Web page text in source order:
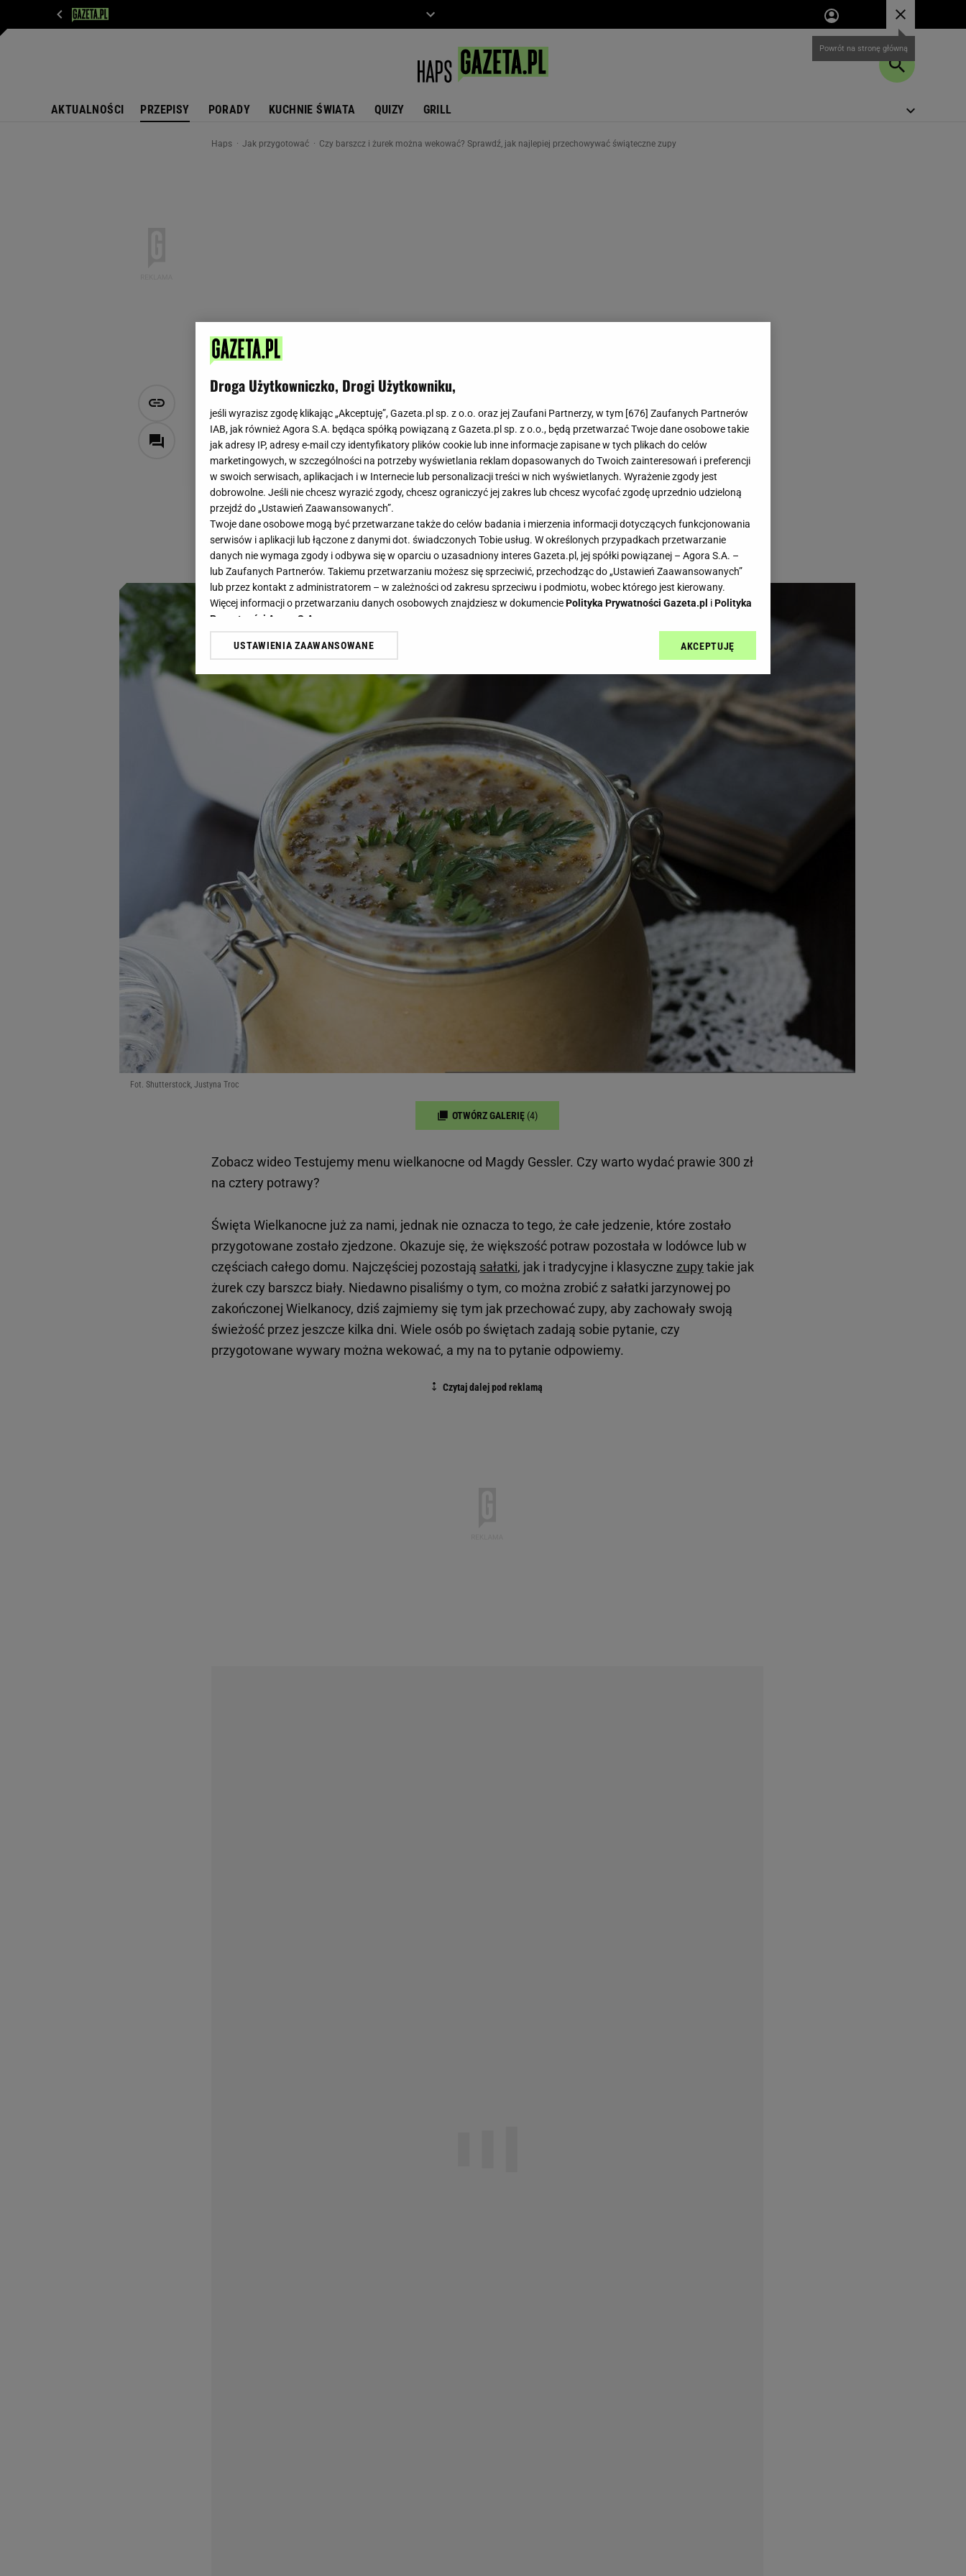
AKTUALNOŚCI PRZEPISY PORADY KUCHNIE ŚWIATA QUIZY GRILL
Haps Jak przygotować Czy barszcz i żurek można wekować? Sprawdź, jak najlepiej przechowywać świąteczne zupy
Czy barszcz i żurek można wekować? Sprawdź, jak najlepiej
przechowywać świąteczne zupy
Aleksandra Szponar
11 kwietnia 2023, 16:00
Święta przeminęły, teraz czas na zabezpieczenie pozostałych dań, aby szybko się nie popsuły.
Jeśli wielkanocne zupy nadal oblegają twoją lodówkę, lub myślisz o ich wyrzuceniu my mamy
na nie sposób. Dzięki niemu nie muszą zostać zjedzone od razu.
Fot. Shutterstock, Justyna Troc
OTWÓRZ GALERIĘ (4)
Zobacz wideoTestujemy menu wielkanocne od Magdy Gessler. Czy warto wydać prawie 300 zł
na cztery potrawy?
Święta Wielkanocne już za nami, jednak nie oznacza to tego, że całe jedzenie, które zostało
przygotowane zostało zjedzone. Okazuje się, że większość potraw pozostała w lodówce lub w
częściach całego domu. Najczęściej pozostają sałatki, jak i tradycyjne i klasyczne zupy takie jak
żurek czy barszcz biały. Niedawno pisaliśmy o tym, co można zrobić z sałatki jarzynowej po
zakończonej Wielkanocy, dziś zajmiemy się tym jak przechować zupy, aby zachowały swoją
świeżość przez jeszcze kilka dni. Wiele osób po świętach zadają sobie pytanie, czy
przygotowane wywary można wekować, a my na to pytanie odpowiemy.
Droga Użytkowniczko, Drogi Użytkowniku,
jeśli wyrazisz zgodę klikając „Akceptuję”, Gazeta.pl sp. z o.o. oraz jej Zaufani Partnerzy, w tym [676] Zaufanych Partnerów
IAB, jak również Agora S.A. będąca spółką powiązaną z Gazeta.pl sp. z o.o., będą przetwarzać Twoje dane osobowe takie
jak adresy IP, adresy e-mail czy identyfikatory plików cookie lub inne informacje zapisane w tych plikach do celów
marketingowych, w szczególności na potrzeby wyświetlania reklam dopasowanych do Twoich zainteresowań i preferencji
w swoich serwisach, aplikacjach i w Internecie lub personalizacji treści w nich wyświetlanych. Wyrażenie zgody jest
dobrowolne. Jeśli nie chcesz wyrazić zgody, chcesz ograniczyć jej zakres lub chcesz wycofać zgodę uprzednio udzieloną
przejdź do „Ustawień Zaawansowanych”.
Twoje dane osobowe mogą być przetwarzane także do celów badania i mierzenia informacji dotyczących funkcjonowania
serwisów i aplikacji lub łączone z danymi dot. świadczonych Tobie usług. W określonych przypadkach przetwarzanie
danych nie wymaga zgody i odbywa się w oparciu o uzasadniony interes Gazeta.pl, jej spółki powiązanej – Agora S.A. –
lub Zaufanych Partnerów. Takiemu przetwarzaniu możesz się sprzeciwić, przechodząc do „Ustawień Zaawansowanych”
lub przez kontakt z administratorem – w zależności od zakresu sprzeciwu i podmiotu, wobec którego jest kierowany.
Więcej informacji o przetwarzaniu danych osobowych znajdziesz w dokumenciePolityka Prywatności Gazeta.pl iPolityka
Prywatności Agora S.A.
Klikając „Akceptuję” wyrażasz też zgodę na zainstalowanie i przechowywanie plików cookie Gazeta.pl sp. z o.o., jej
dotyczące plików cookie, wywołując narzędzie do zarządzania twoimi preferencjami dot. przetwarzania danych poprzez
odnośnik „Ustawienia prywatności ” w stopce serwisu i przechodząc do „Ustawień Zaawansowanych”. Zmiana ustawień
plików cookie możliwa jest także za pomocą ustawień przeglądarki.
My, nasi Zaufani Partnerzy i Agora S.A. możemy przetwarzać dane osobowe w następujących celach:
Użycie dokładnych danych geolokalizacyjnych. Aktywne skanowanie charakterystyki urządzenia do celów identyfikacji.
Przechowywanie informacji na urządzeniu lub dostęp do nich. Spersonalizowane reklamy i treści, pomiar reklam i treści,
badnie odbiorców i ulepszanie usług.
Lista Zaufanych Partnerów
USTAWIENIA ZAAWANSOWANE AKCEPTUJĘ